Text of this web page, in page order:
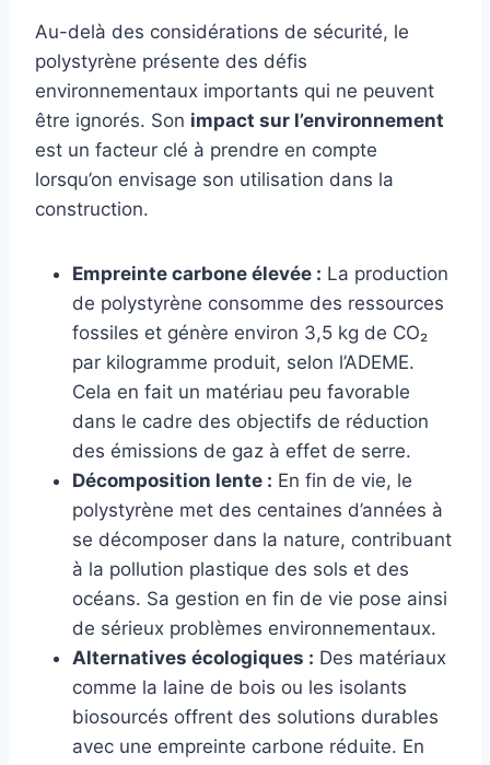
Au-delà des considérations de sécurité, le
polystyrène présente des défis
environnementaux importants qui ne peuvent
être ignorés. Son impact sur l’environnement
est un facteur clé à prendre en compte
lorsqu’on envisage son utilisation dans la
construction.
Empreinte carbone élevée : La production
de polystyrène consomme des ressources
fossiles et génère environ 3,5 kg de CO₂
par kilogramme produit, selon l’ADEME.
Cela en fait un matériau peu favorable
dans le cadre des objectifs de réduction
des émissions de gaz à effet de serre.
Décomposition lente : En fin de vie, le
polystyrène met des centaines d’années à
se décomposer dans la nature, contribuant
à la pollution plastique des sols et des
océans. Sa gestion en fin de vie pose ainsi
de sérieux problèmes environnementaux.
Alternatives écologiques : Des matériaux
comme la laine de bois ou les isolants
biosourcés offrent des solutions durables
avec une empreinte carbone réduite. En